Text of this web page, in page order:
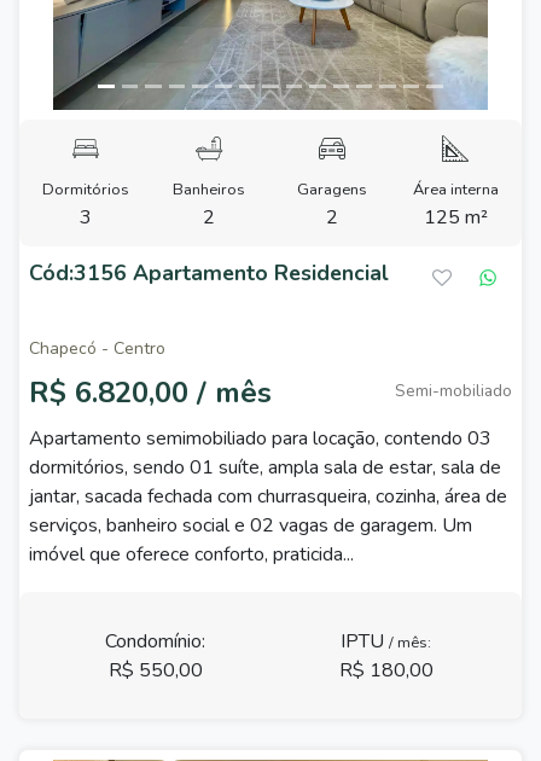
Dormitórios
3
Banheiros
2
Garagens
2
Área interna
125 m²
Cód:3156 Apartamento Residencial
Chapecó - Centro
R$ 6.820,00 / mês Semi-mobiliado
Apartamento semimobiliado para locação, contendo 03
dormitórios, sendo 01 suíte, ampla sala de estar, sala de
jantar, sacada fechada com churrasqueira, cozinha, área de
serviços, banheiro social e 02 vagas de garagem. Um
imóvel que oferece conforto, praticida...
Condomínio:
R$ 550,00
IPTU / mês:
R$ 180,00